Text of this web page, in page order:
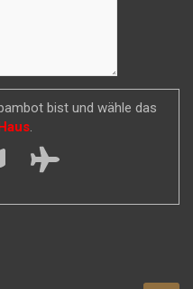
bist und wähle das
Haus.